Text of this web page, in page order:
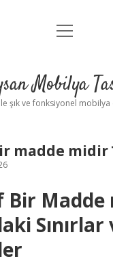
Anasayfa
Yasal Uyarı
menüyü
Mobilya
şık ve fonksiyonel
madde midir
Bir
Sınırlar